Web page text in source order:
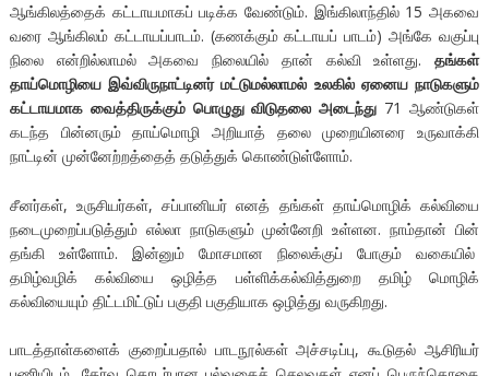
ஆங்கிலத்தைக் கட்டாயமாகப் படிக்க வேண்டும். இங்கிலாந்தில் 15 அகவை
வரை ஆங்கிலம் கட்டாயப்பாடம். (கணக்கும் கட்டாயப் பாடம்) அங்கே வகுப்பு
நிலை என்றில்லாமல் அகவை நிலையில் தான் கல்வி உள்ளது.தங்கள்
தாய்மொழியை இவ்விருநாட்டினர் மட்டுமல்லாமல் உலகில் ஏனைய நாடுகளும்
கட்டாயமாக வைத்திருக்கும் பொழுது விடுதலை அடைந்து 71 ஆண்டுகள்
கடந்த பின்னரும் தாய்மொழி அறியாத் தலை முறையினரை உருவாக்கி
நாட்டின் முன்னேற்றத்தைத் தடுத்துக் கொண்டுள்ளோம்.
சீனர்கள், உருசியர்கள், சப்பானியர் எனத் தங்கள் தாய்மொழிக் கல்வியை
நடைமுறைப்படுத்தும் எல்லா நாடுகளும் முன்னேறி உள்ளன. நாம்தான் பின்
தங்கி உள்ளோம். இன்னும் மோசமான நிலைக்குப் போகும் வகையில்
தமிழ்வழிக் கல்வியை ஒழித்த பள்ளிக்கல்வித்துறை தமிழ் மொழிக்
கல்வியையும் திட்டமிட்டுப் பகுதி பகுதியாக ஒழித்து வருகிறது.
பாடத்தாள்களைக் குறைப்பதால் பாடநூல்கள் அச்சடிப்பு, கூடுதல் ஆசிரியர்